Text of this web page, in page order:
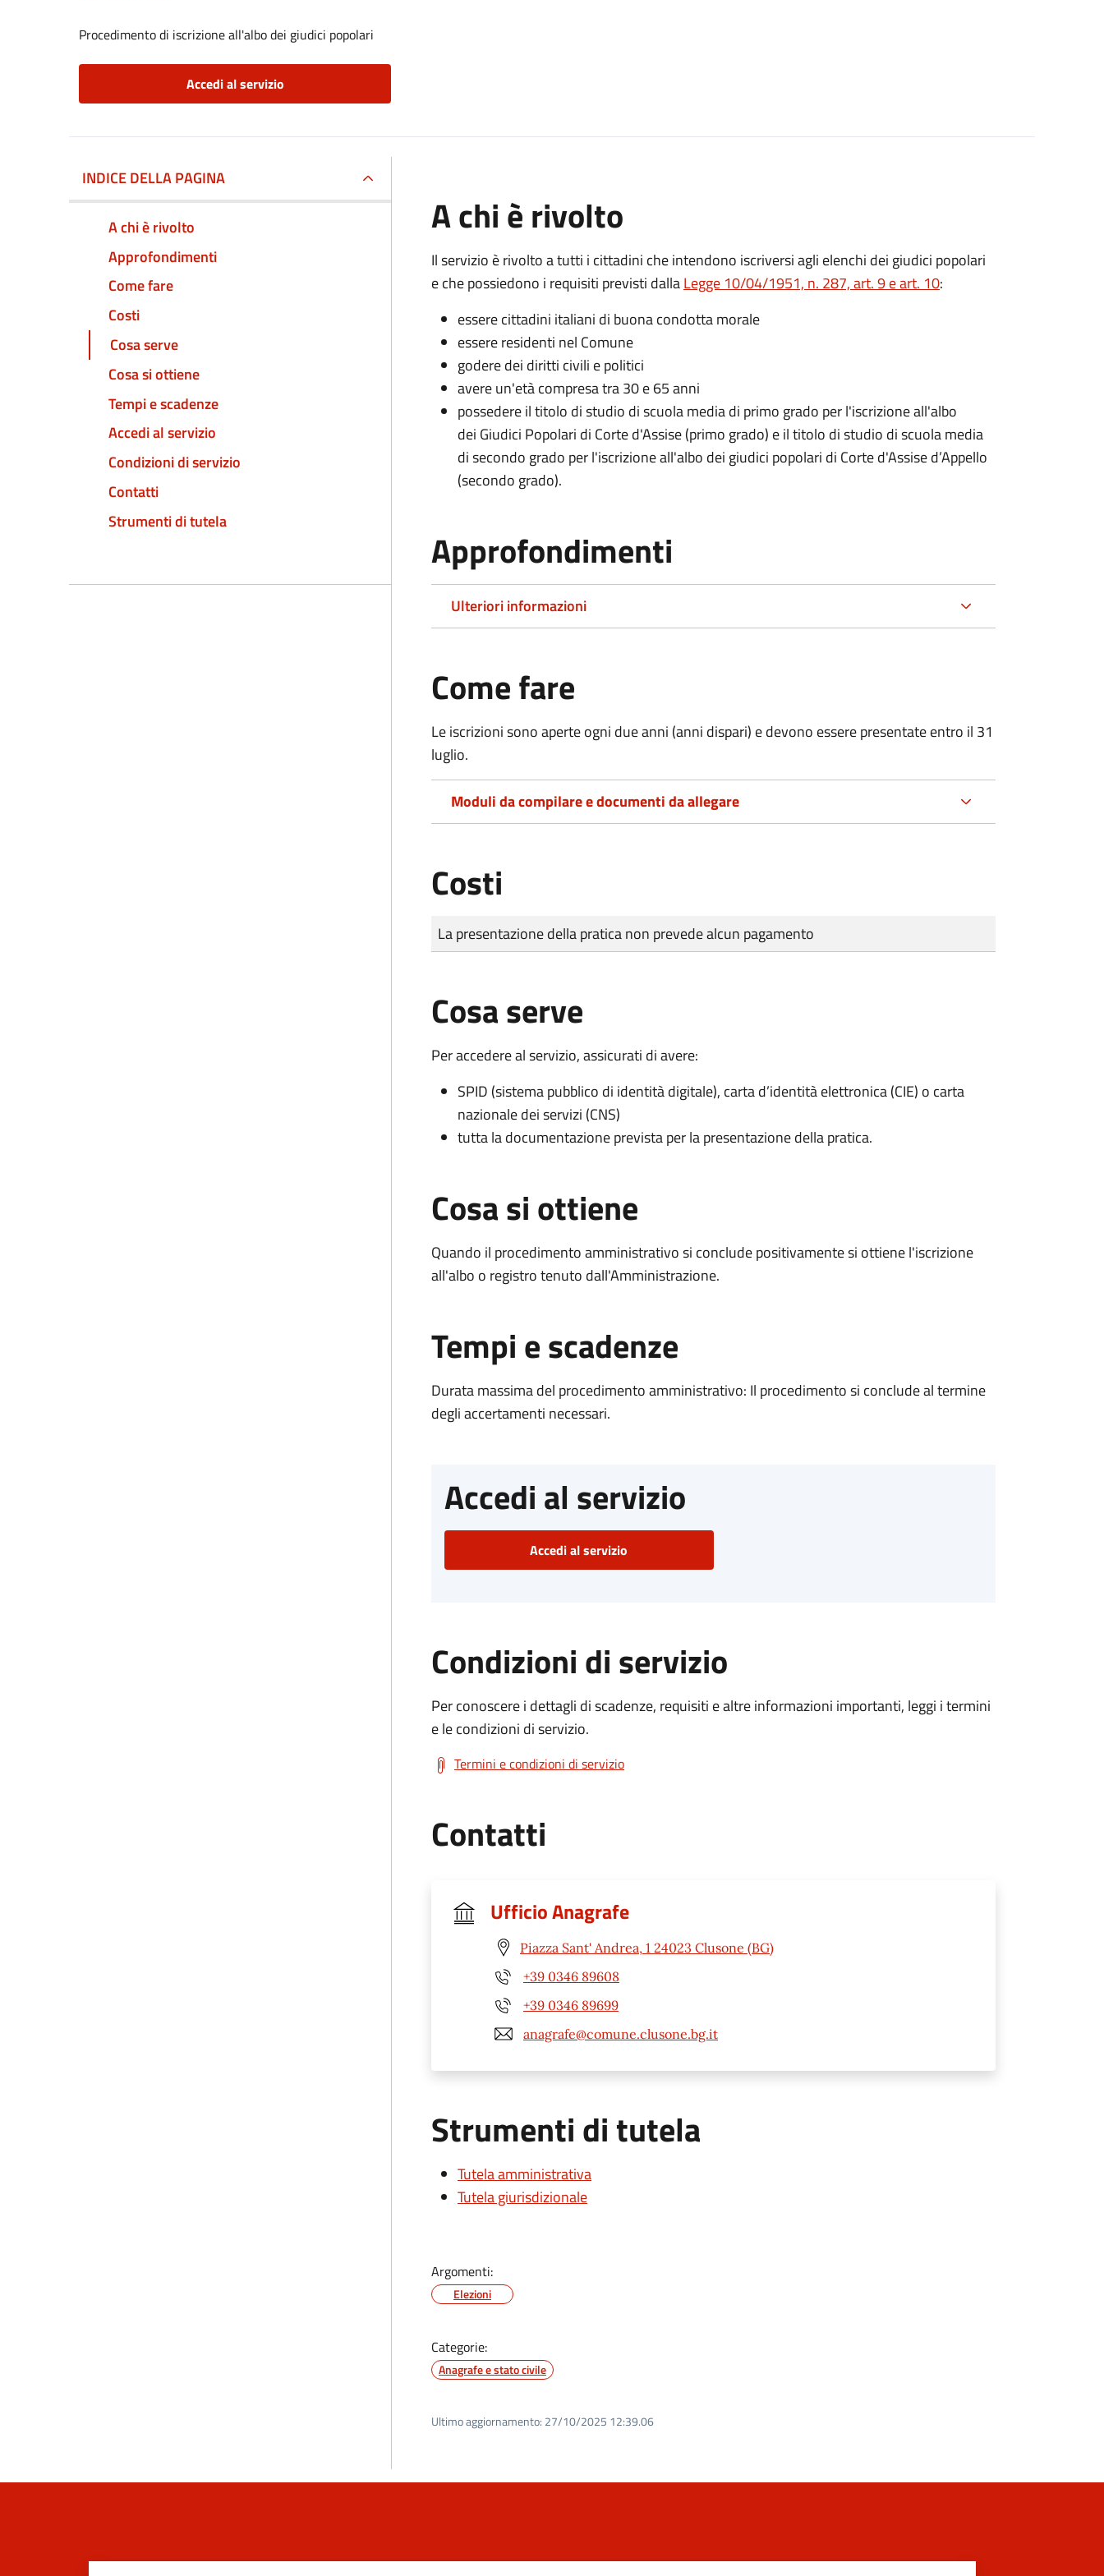
Procedimento di iscrizione all'albo dei giudici popolari
Accedi al servizio
INDICE DELLA PAGINA
A chi è rivolto
Approfondimenti
Come fare
Costi
Cosa serve
Cosa si ottiene
Tempi e scadenze
Accedi al servizio
Condizioni di servizio
Contatti
Strumenti di tutela
A chi è rivolto
Il servizio è rivolto a tutti i cittadini che intendono iscriversi agli elenchi dei giudici popolari
e che possiedono i requisiti previsti dallaLegge 10/04/1951, n. 287, art. 9 e art. 10:
essere cittadini italiani di buona condotta morale
essere residenti nel Comune
godere dei diritti civili e politici
avere un'età compresa tra 30 e 65 anni
possedere il titolo di studio di scuola media di primo grado per l'iscrizione all'albo
dei Giudici Popolari di Corte d'Assise (primo grado) e il titolo di studio di scuola media
di secondo grado per l'iscrizione all'albo dei giudici popolari di Corte d'Assise d’Appello
(secondo grado).
Approfondimenti
Ulteriori informazioni
Come fare
Le iscrizioni sono aperte ogni due anni (anni dispari) e devono essere presentate entro il 31
luglio.
Moduli da compilare e documenti da allegare
Costi
Tipo di pagamento
Importo
La presentazione della pratica non prevede alcun pagamento
Cosa serve
Per accedere al servizio, assicurati di avere:
SPID (sistema pubblico di identità digitale), carta d’identità elettronica (CIE) o carta
nazionale dei servizi (CNS)
tutta la documentazione prevista per la presentazione della pratica.
Cosa si ottiene
Quando il procedimento amministrativo si conclude positivamente si ottiene l'iscrizione
all'albo o registro tenuto dall'Amministrazione.
Tempi e scadenze
Durata massima del procedimento amministrativo: Il procedimento si conclude al termine
degli accertamenti necessari.
Accedi al servizio
Accedi al servizio
Condizioni di servizio
Per conoscere i dettagli di scadenze, requisiti e altre informazioni importanti, leggi i termini
e le condizioni di servizio.
Termini e condizioni di servizio
Contatti
Ufficio Anagrafe
Piazza Sant' Andrea, 1 24023 Clusone (BG)
+39 0346 89608
+39 0346 89699
anagrafe@comune.clusone.bg.it
Strumenti di tutela
Tutela amministrativa
Tutela giurisdizionale
Argomenti:
Elezioni
Categorie:
Anagrafe e stato civile
Ultimo aggiornamento: 27/10/2025 12:39.06